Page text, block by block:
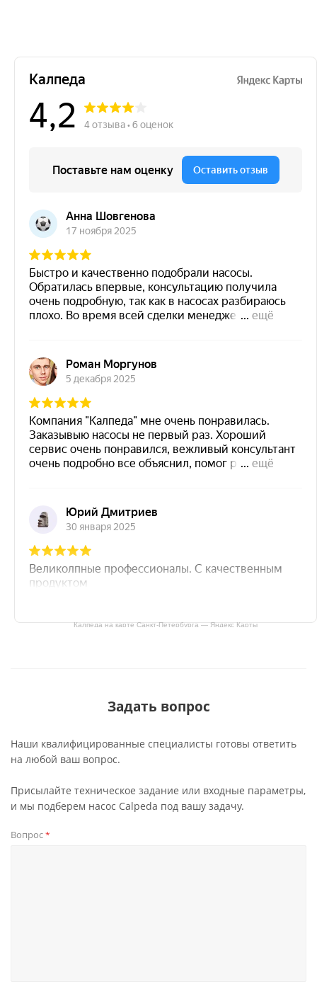
Калпеда на карте Санкт‑Петербурга — Яндекс Карты
Задать вопрос
Наши квалифицированные специалисты готовы ответить
на любой ваш вопрос.
Присылайте техническое задание или входные параметры,
и мы подберем насос Calpeda под вашу задачу.
Вопрос*